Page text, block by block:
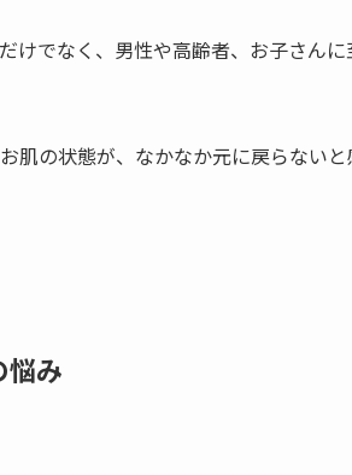
けでなく、男性や高齢者、お子さん
肌の状態が、なかなか元に戻らない
悩み